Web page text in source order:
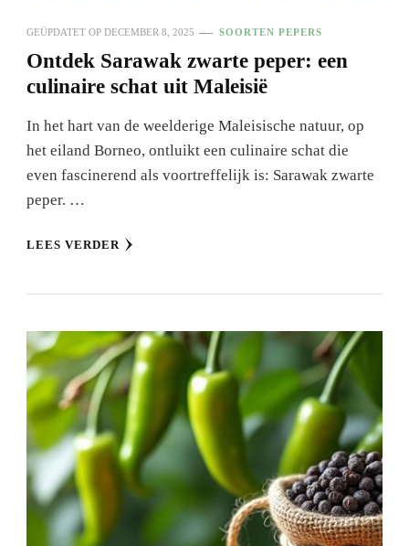
GEÜPDATET OP DECEMBER 8, 2025 SOORTEN PEPERS
Ontdek Sarawak zwarte peper: een
culinaire schat uit Maleisië
In het hart van de weelderige Maleisische natuur, op
het eiland Borneo, ontluikt een culinaire schat die
even fascinerend als voortreffelijk is: Sarawak zwarte
peper. …
LEES VERDER